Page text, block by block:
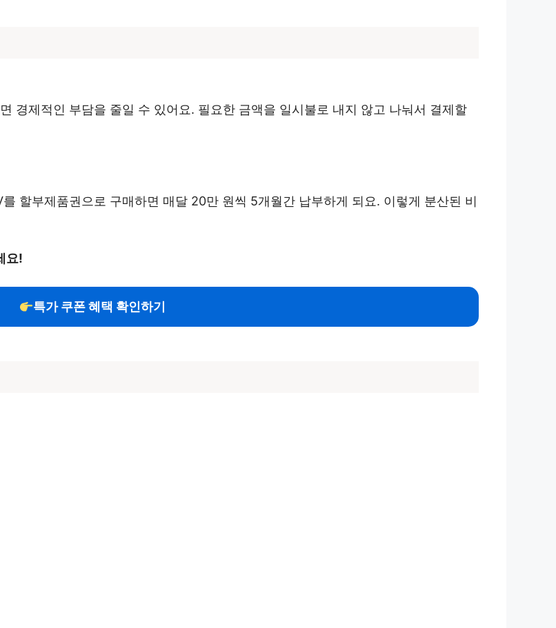
경제적인 부담을 줄일 수 있어요. 필요한 금액을 일시불로 내지 않고 나눠서 결제할
할부제품권으로 구매하면 매달 20만 원씩 5개월간 납부하게 되요. 이렇게 분산된 비
요!
특가 쿠폰 혜택 확인하기